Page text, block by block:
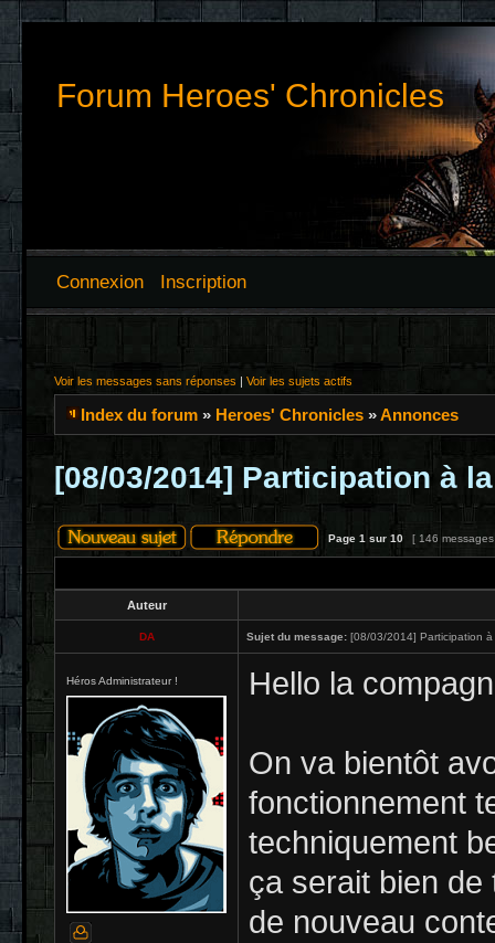
Forum Heroes' Chronicles
Connexion Inscription
Voir les messages sans réponses | Voir les sujets actifs
Index du forum » Heroes' Chronicles »Annonces
[08/03/2014] Participation à
Page 1 sur 10 [ 146
Auteur
DA Sujet du message: [08/03/2014] Participation
Héros Administrateur ! Hello la
On va bientôt
fonctionnement
techniquement
ça serait bien
de nouveau